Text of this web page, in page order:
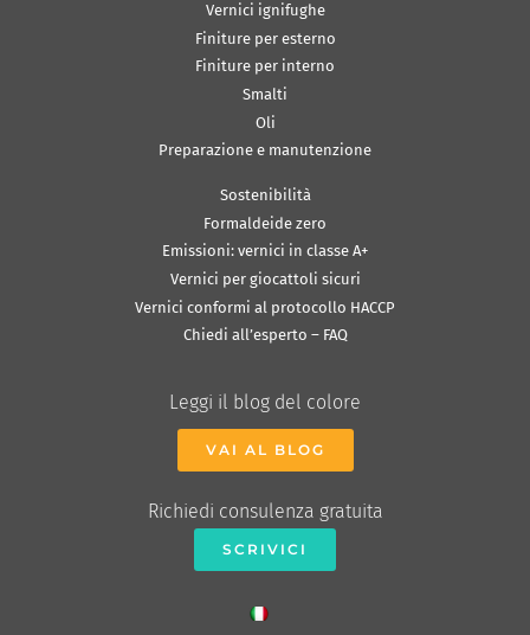
Vernici ignifughe
Finiture per esterno
Finiture per interno
Smalti
Oli
Preparazione e manutenzione
Sostenibilità
Formaldeide zero
Emissioni: vernici in classe A+
Vernici per giocattoli sicuri
Vernici conformi al protocollo HACCP
Chiedi all’esperto – FAQ
Leggi il blog del colore
VAI AL BLOG
Richiedi consulenza gratuita
SCRIVICI